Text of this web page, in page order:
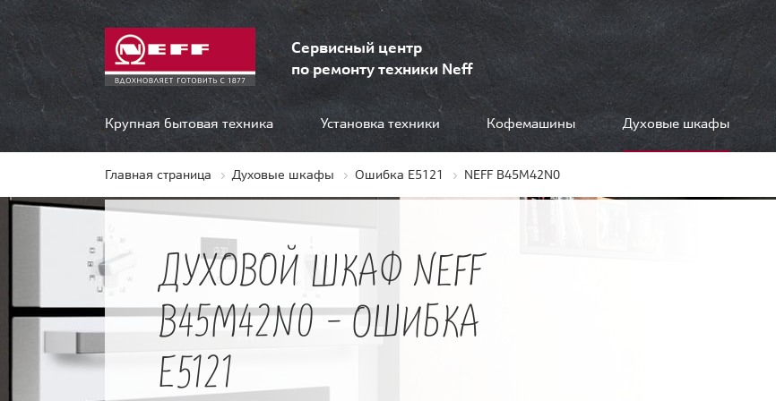
Сервисный центр
по ремонту техники Neff
Крупная бытовая техника Установка техники Кофемашины Духовые шкафы
Главная страница Духовые шкафы Ошибка E5121 NEFF B45M42N0
ДУХОВОЙ ШКАФ NEFF
B45M42N0 - ОШИБКА
E5121